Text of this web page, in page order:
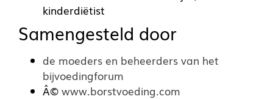
kinderdiëtist
Samengesteld door
de moeders en beheerders van het
bijvoedingforum
Â© www.borstvoeding.com